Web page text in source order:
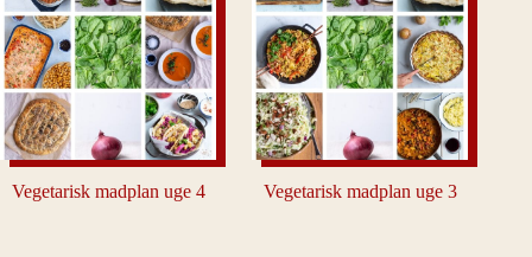
Vegetarisk madplan uge 4 Vegetarisk madplan uge 3